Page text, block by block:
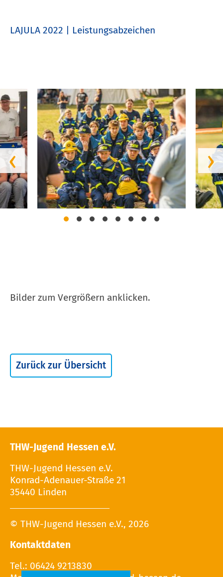
LAJULA 2022 Leistungsabzeichen
‹ ›
Bilder zum Vergrößern anklicken.
Zurück zur Übersicht
THW-Jugend Hessen e.V.
THW-Jugend Hessen e.V.
Konrad-Adenauer-Straße 21
35440 Linden
© THW-Jugend Hessen e.V., 2026
Kontaktdaten
Tel.: 06424 9213830